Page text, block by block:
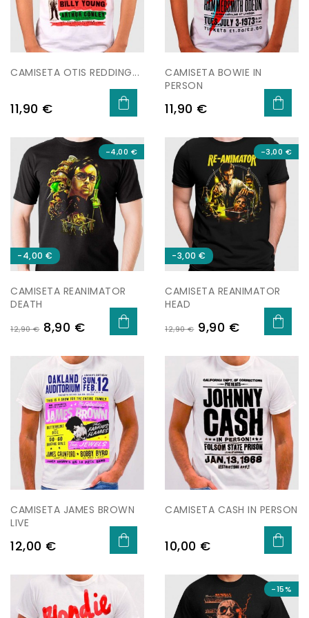
CAMISETA OTIS REDDING...
Precio
11,90 €
CAMISETA BOWIE IN
PERSON
Precio
11,90 €
-4,00 €
-4,00 €
CAMISETA REANIMATOR
DEATH
Precio
12,90 € Precio
8,90 €
-3,00 €
-3,00 €
CAMISETA REANIMATOR
HEAD
Precio
12,90 € Precio
9,90 €
CAMISETA JAMES BROWN
LIVE
Precio
12,00 €
CAMISETA CASH IN PERSON
Precio
10,00 €
-15%